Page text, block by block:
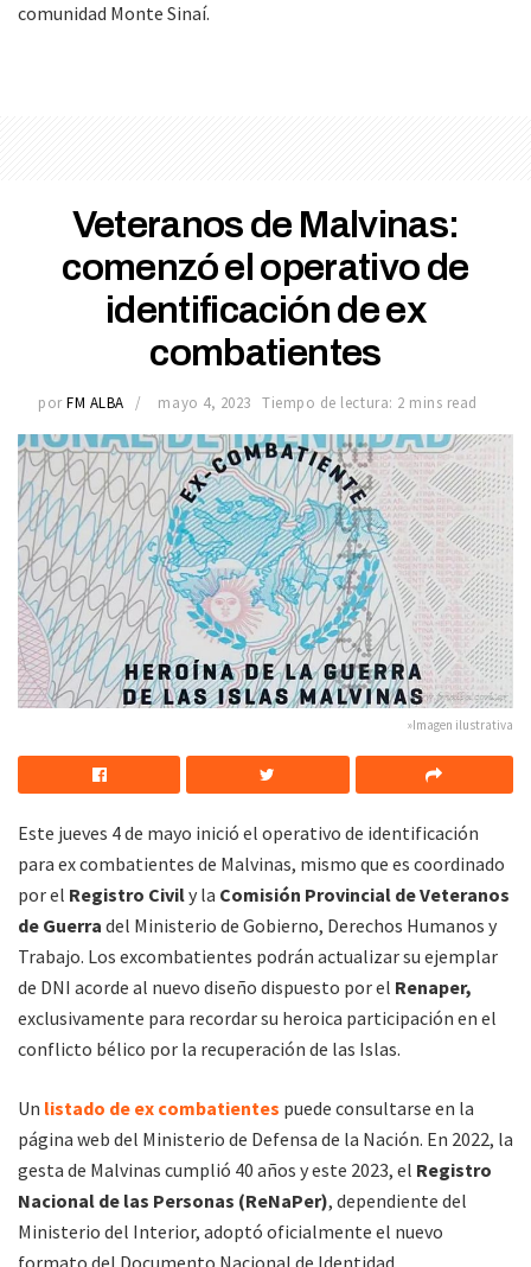
comunidad Monte Sinaí.
Veteranos de Malvinas:
comenzó el operativo de
identificación de ex
combatientes
por FM ALBA mayo 4, 2023 Tiempo de lectura: 2 mins read
»Imagen ilustrativa
Este jueves 4 de mayo inició el operativo de identificación
para ex combatientes de Malvinas, mismo que es coordinado
por el Registro Civily la Comisión Provincial de Veteranos
de Guerra del Ministerio de Gobierno, Derechos Humanos y
Trabajo. Los excombatientes podrán actualizar su ejemplar
de DNI acorde al nuevo diseño dispuesto por el Renaper,
exclusivamente para recordar su heroica participación en el
conflicto bélico por la recuperación de las Islas.
Un listado de ex combatientes puede consultarse en la
página web del Ministerio de Defensa de la Nación. En 2022, la
gesta de Malvinas cumplió 40 años y este 2023, el Registro
Nacional de las Personas (ReNaPer), dependiente del
Ministerio del Interior, adoptó oficialmente el nuevo
formato del Documento Nacional de Identidad.